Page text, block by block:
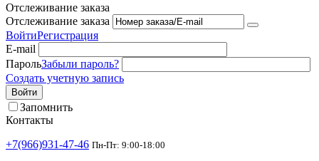
Отслеживание заказа
Отслеживание заказа
ВойтиРегистрация
E-mail
ПарольЗабыли пароль?
Создать учетную запись
Войти
Запомнить
Контакты
+7(966)931-47-46 Пн-Пт: 9:00-18:00